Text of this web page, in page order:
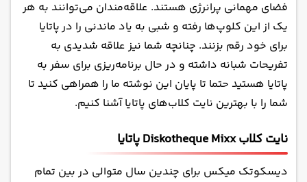
نایت کلاب Flexx پاتایا
نایت کلاب Differ Pub پاتایا
نایت کلاب JP Republic پاتایا
فضای مهمانی پرانرژی هستند. علاقه‌مندان می‌توانند به هر
یک از این کلوپ‌ها رفته و شبی به یاد ماندنی را در پاتایا
برای خود رقم بزنند. چنانچه شما نیز علاقه شدیدی به
تفریحات شبانه داشته و در حال برنامه‌ریزی برای سفر به
پاتایا هستید حتما تا پایان این نوشته ما را همراهی کنید تا
شما را با بهترین نایت کلاب‌های پاتایا آشنا کنیم.
نایت کلاب Diskotheque Mixx پاتایا
دیسکوتک میکس برای چندین سال متوالی در بین تمام